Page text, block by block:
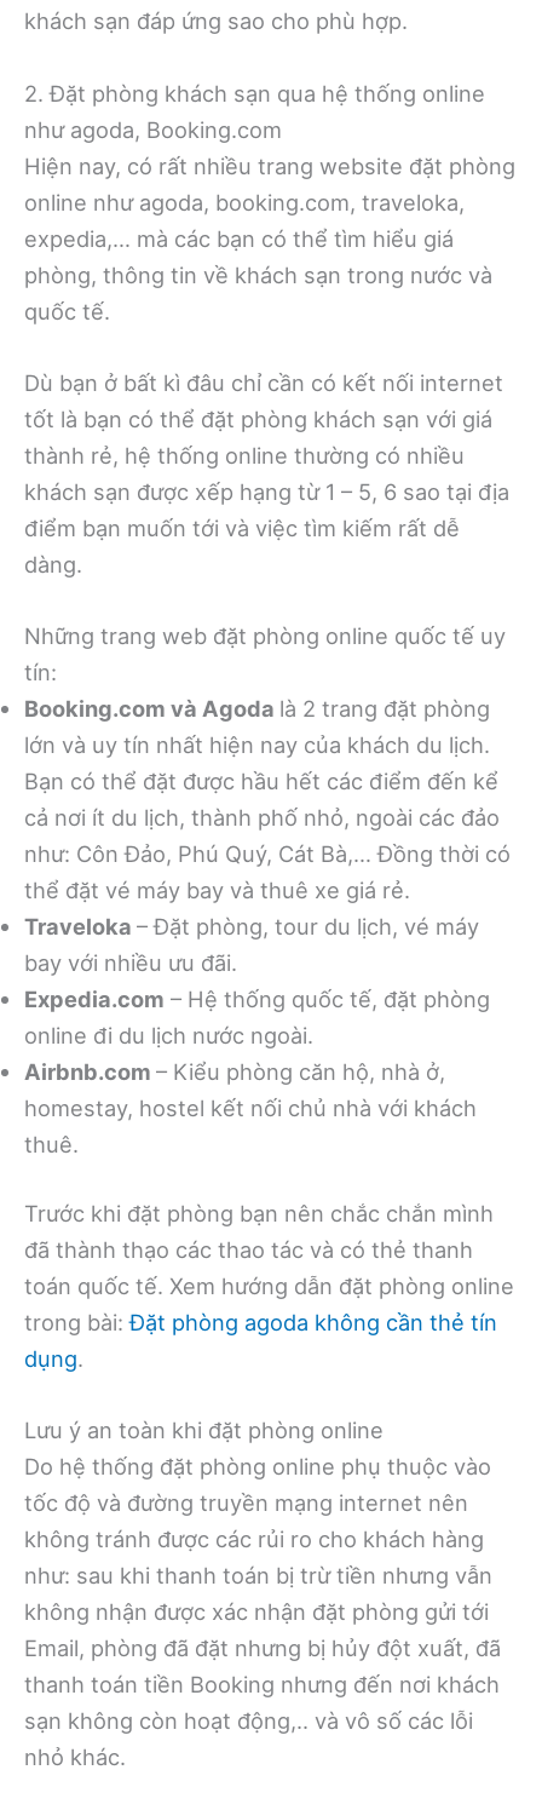
khách sạn đáp ứng sao cho phù hợp.
2. Đặt phòng khách sạn qua hệ thống online
như agoda, Booking.com
Hiện nay, có rất nhiều trang website đặt phòng
online như agoda, booking.com, traveloka,
expedia,… mà các bạn có thể tìm hiểu giá
phòng, thông tin về khách sạn trong nước và
quốc tế.
Dù bạn ở bất kì đâu chỉ cần có kết nối internet
tốt là bạn có thể đặt phòng khách sạn với giá
thành rẻ, hệ thống online thường có nhiều
khách sạn được xếp hạng từ 1 – 5, 6 sao tại địa
điểm bạn muốn tới và việc tìm kiếm rất dễ
dàng.
Những trang web đặt phòng online quốc tế uy
tín:
Booking.com và Agoda là 2 trang đặt phòng
lớn và uy tín nhất hiện nay của khách du lịch.
Bạn có thể đặt được hầu hết các điểm đến kể
cả nơi ít du lịch, thành phố nhỏ, ngoài các đảo
như: Côn Đảo, Phú Quý, Cát Bà,… Đồng thời có
thể đặt vé máy bay và thuê xe giá rẻ.
Traveloka – Đặt phòng, tour du lịch, vé máy
bay với nhiều ưu đãi.
Expedia.com – Hệ thống quốc tế, đặt phòng
online đi du lịch nước ngoài.
Airbnb.com – Kiểu phòng căn hộ, nhà ở,
homestay, hostel kết nối chủ nhà với khách
thuê.
Trước khi đặt phòng bạn nên chắc chắn mình
đã thành thạo các thao tác và có thẻ thanh
toán quốc tế. Xem hướng dẫn đặt phòng online
trong bài:Đặt phòng agoda không cần thẻ tín
dụng.
Lưu ý an toàn khi đặt phòng online
Do hệ thống đặt phòng online phụ thuộc vào
tốc độ và đường truyền mạng internet nên
không tránh được các rủi ro cho khách hàng
như: sau khi thanh toán bị trừ tiền nhưng vẫn
không nhận được xác nhận đặt phòng gửi tới
Email, phòng đã đặt nhưng bị hủy đột xuất, đã
thanh toán tiền Booking nhưng đến nơi khách
sạn không còn hoạt động,.. và vô số các lỗi
nhỏ khác.